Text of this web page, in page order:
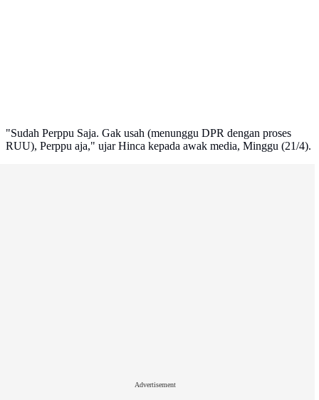
"Sudah Perppu Saja. Gak usah (menunggu DPR dengan proses
RUU), Perppu aja," ujar Hinca kepada awak media, Minggu (21/4).
Advertisement